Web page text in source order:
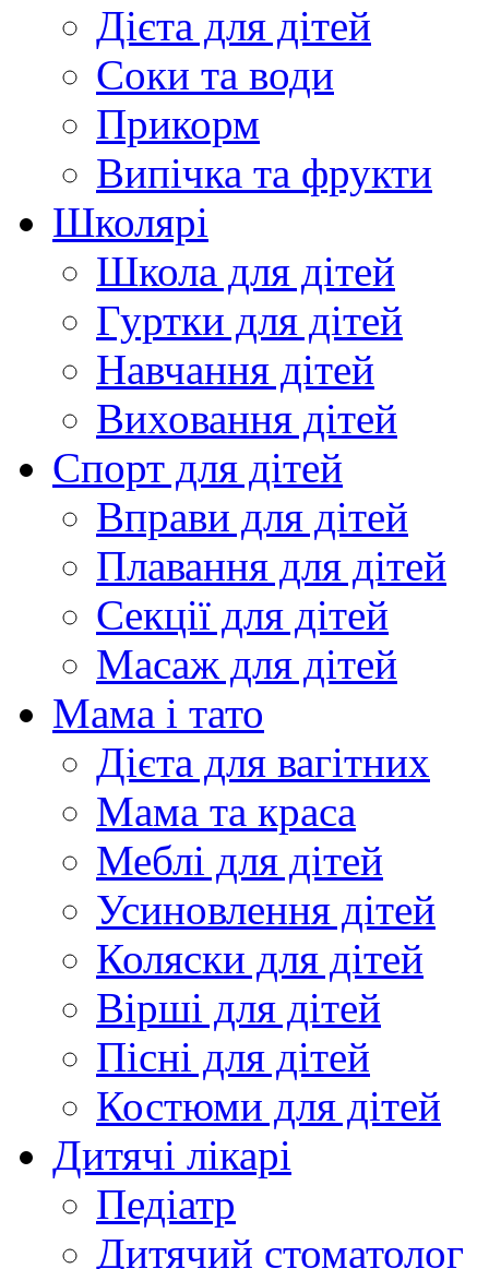
Дієта для дітей
Соки та води
Прикорм
Випічка та фрукти
Школярі
Школа для дітей
Гуртки для дітей
Навчання дітей
Виховання дітей
Спорт для дітей
Вправи для дітей
Плавання для дітей
Секції для дітей
Масаж для дітей
Мама і тато
Дієта для вагітних
Мама та краса
Меблі для дітей
Усиновлення дітей
Коляски для дітей
Вірші для дітей
Пісні для дітей
Костюми для дітей
Дитячі лікарі
Педіатр
Дитячий стоматолог